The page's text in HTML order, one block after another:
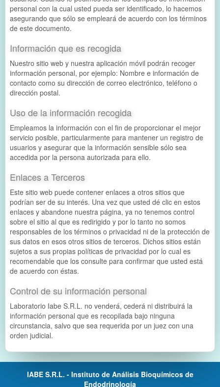
personal con la cual usted pueda ser identificado, lo hacemos
asegurando que sólo se empleará de acuerdo con los términos
de este documento.
Información que es recogida
Nuestro sitio web y nuestra aplicación móvil podrán recoger
información personal, por ejemplo: Nombre e información de
contacto como su dirección de correo electrónico, teléfono o
dirección postal.
Uso de la información recogida
Empleamos la información con el fin de proporcionar el mejor
servicio posible, particularmente para mantener un registro de
usuarios y asegurar que la información sensible sólo sea
accedida por la persona autorizada para ello.
Enlaces a Terceros
Este sitio web puede contener enlaces a otros sitios que
podrían ser de su interés. Una vez que usted dé clic en estos
enlaces y abandone nuestra página, ya no tenemos control
sobre el sitio al que es redirigido y por lo tanto no somos
responsables de los términos o privacidad ni de la protección de
sus datos en esos otros sitios de terceros. Dichos sitios están
sujetos a sus propias políticas de privacidad por lo cual es
recomendable que los consulte para confirmar que usted está
de acuerdo con éstas.
Control de su información personal
Laboratorio Iabe S.R.L. no venderá, cederá ni distribuirá la
información personal que es recopilada bajo ninguna
circunstancia, salvo que sea requerida por un juez con una
orden judicial.
IABE S.R.L. - Instituto de Análisis Bioquímicos de
Endodrinología